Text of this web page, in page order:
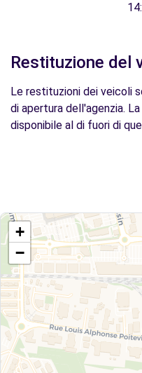
Restituzione del
Le restituzioni dei veicoli
di apertura dell'agenzia.
disponibile al di fuori di
+
−